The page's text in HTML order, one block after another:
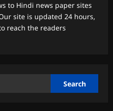
to Hindi news paper sites
site is updated 24 hours,
reach the readers